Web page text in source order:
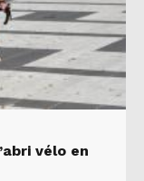
vélo en